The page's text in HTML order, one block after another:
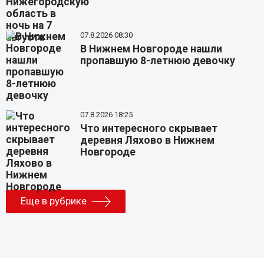
07.8.2026 08:30
В Нижнем Новгороде нашли
пропавшую 8-летнюю девочку
07.8.2026 18:25
Что интересного скрывает
деревня Ляхово в Нижнем
Новгороде
Еще в рубрике